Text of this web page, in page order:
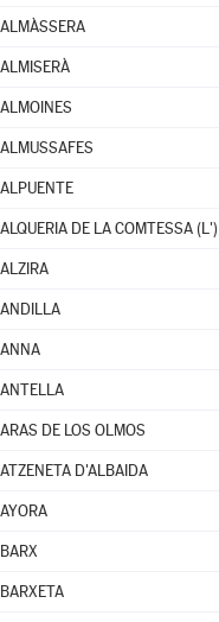
ALMÀSSERA
ALMISERÀ
ALMOINES
ALMUSSAFES
ALPUENTE
ALQUERIA DE LA COMTESSA (L')
ALZIRA
ANDILLA
ANNA
ANTELLA
ARAS DE LOS OLMOS
ATZENETA D'ALBAIDA
AYORA
BARX
BARXETA